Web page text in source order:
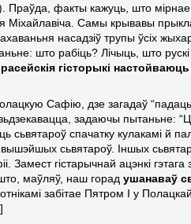
Праўда, факты кажуць, што
Самы крывавы
насадзіў трупы ўсіх
што рабіць? Лічыць, што
расейскія гісторыкі
Сафію, дзе загадаў
задаючы пытаньне:
сьвятароў спачатку кулакамі й
сьвятароў. Іншых
гістарычнай ацэнкі гэтага
маўляў, наш горадушанаваў
забітае Пятром І у